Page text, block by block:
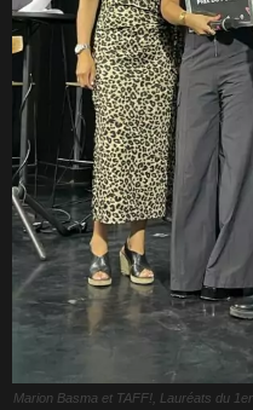
Marion Basma et TAFF!, Lauréats du